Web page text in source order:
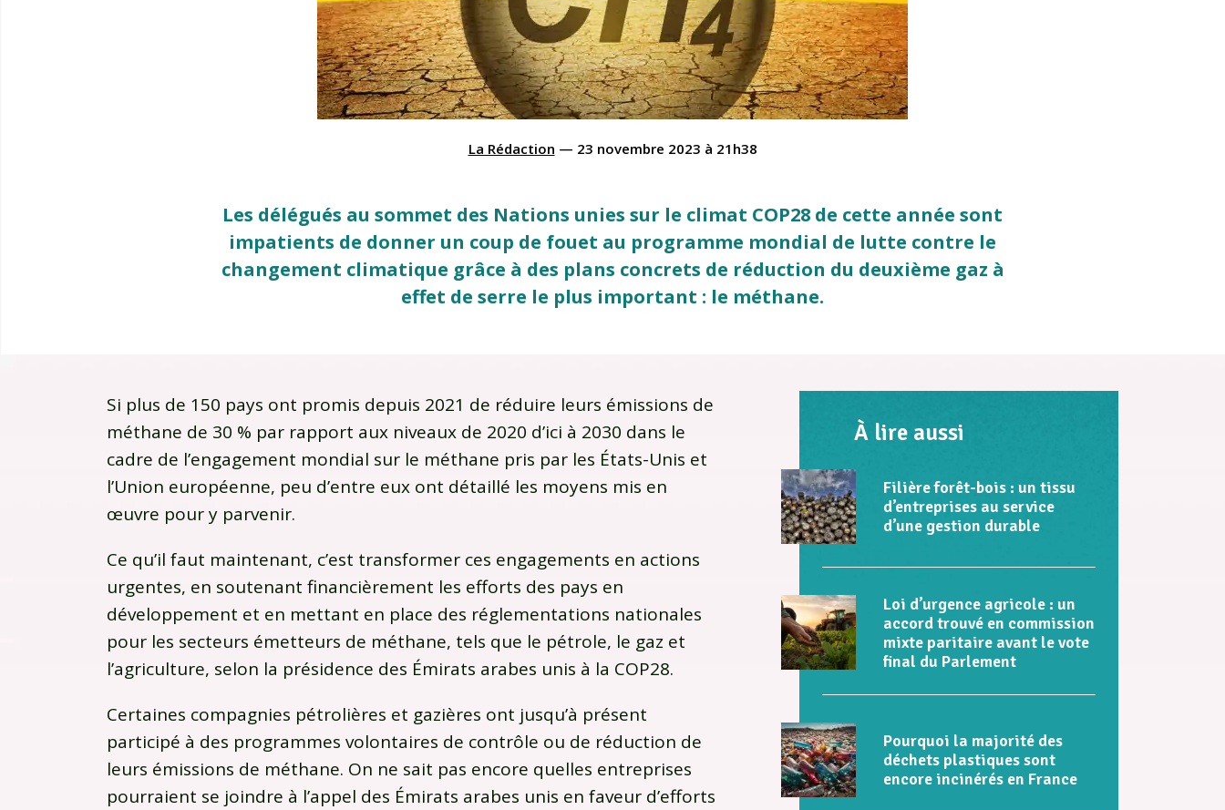
La Rédaction — 23 novembre 2023 à 21h38
Les délégués au sommet des Nations unies sur le climat COP28 de cette année sont
impatients de donner un coup de fouet au programme mondial de lutte contre le
changement climatique grâce à des plans concrets de réduction du deuxième gaz à
effet de serre le plus important : le méthane.
Si plus de 150 pays ont promis depuis 2021 de réduire leurs émissions de
méthane de 30 % par rapport aux niveaux de 2020 d’ici à 2030 dans le
cadre de l’engagement mondial sur le méthane pris par les États-Unis et
l’Union européenne, peu d’entre eux ont détaillé les moyens mis en
œuvre pour y parvenir.
Ce qu’il faut maintenant, c’est transformer ces engagements en actions
urgentes, en soutenant financièrement les efforts des pays en
développement et en mettant en place des réglementations nationales
pour les secteurs émetteurs de méthane, tels que le pétrole, le gaz et
l’agriculture, selon la présidence des Émirats arabes unis à la COP28.
Certaines compagnies pétrolières et gazières ont jusqu’à présent
participé à des programmes volontaires de contrôle ou de réduction de
leurs émissions de méthane. On ne sait pas encore quelles entreprises
pourraient se joindre à l’appel des Émirats arabes unis en faveur d’efforts
À lire aussi
Filière forêt-bois : un tissu
d’entreprises au service
d’une gestion durable
Loi d’urgence agricole : un
accord trouvé en commission
mixte paritaire avant le vote
final du Parlement
Pourquoi la majorité des
déchets plastiques sont
encore incinérés en France